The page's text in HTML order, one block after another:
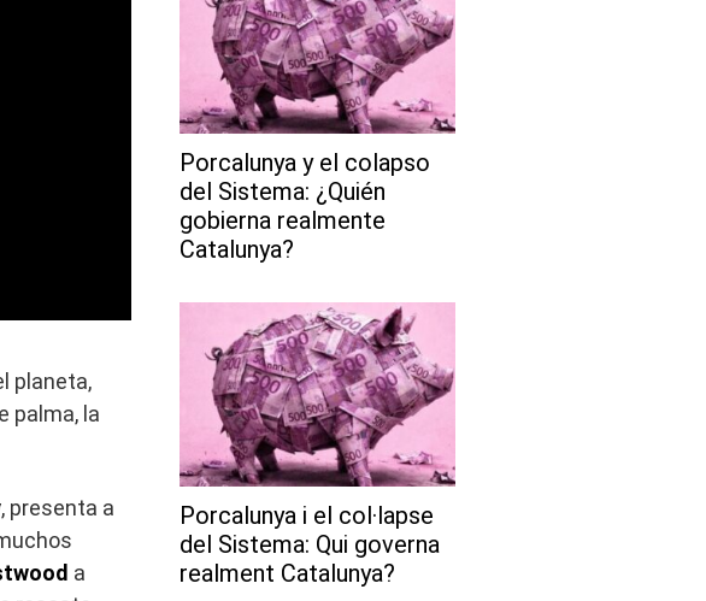
planeta,
palma, la
, presenta a
a
Porcalunya y el colapso
del Sistema: ¿Quién
gobierna realmente
Catalunya?
Porcalunya i el col·lapse
del Sistema: Qui governa
realment Catalunya?